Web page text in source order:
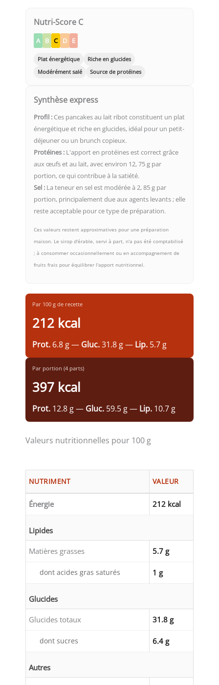
Nutri-Score C
A B C D E
Plat énergétique
Riche en glucides
Modérément salé
Source de protéines
Synthèse express
Profil : Ces pancakes au lait ribot constituent un plat
énergétique et riche en glucides, idéal pour un petit-
déjeuner ou un brunch copieux.
Protéines : L'apport en protéines est correct grâce
aux œufs et au lait, avec environ 12, 75 g par
portion, ce qui contribue à la satiété.
Sel : La teneur en sel est modérée à 2, 85 g par
portion, principalement due aux agents levants ; elle
reste acceptable pour ce type de préparation.
Ces valeurs restent approximatives pour une préparation
maison. Le sirop d'érable, servi à part, n'a pas été comptabilisé
; à consommer occasionnellement ou en accompagnement de
fruits frais pour équilibrer l'apport nutritionnel.
Par 100 g de recette
212 kcal
Prot. 6.8 g — Gluc.31.8 g — Lip. 5.7 g
Par portion (4 parts)
397 kcal
Prot. 12.8 g — Gluc. 59.5 g — Lip. 10.7 g
Valeurs nutritionnelles pour 100 g
NUTRIMENT VALEUR
Énergie 212 kcal
Lipides
Matières grasses 5.7 g
dont acides gras saturés 1 g
Glucides
Glucides totaux 31.8 g
dont sucres 6.4 g
Autres